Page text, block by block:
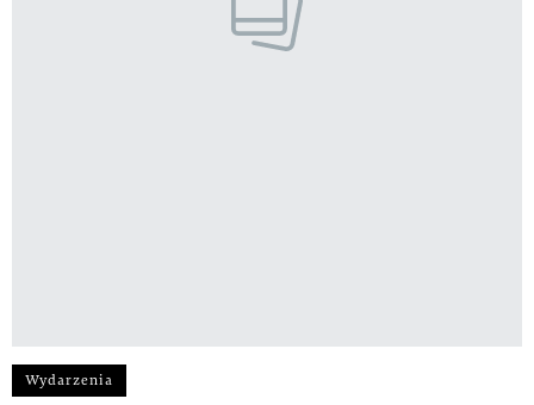
Wydarzenia